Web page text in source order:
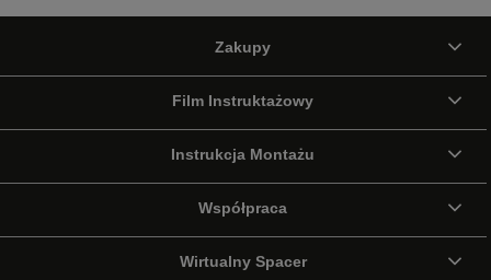
Zakupy
Film Instruktażowy
Instrukcja Montażu
Współpraca
Wirtualny Spacer